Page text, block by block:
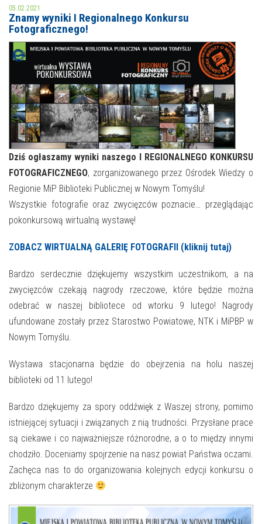
MOJE KONTO
AKTUALNOŚCI
NAJBLIŻSZE WYDARZENIA
WYDARZENIA BIEŻĄCE
WYDARZYŁO SIĘ
NASZA OFERTA
STREFA WIEDZY O REGIONIE
STREFA KOLORU
FORMY STAŁE
NASZE FILIE
WYDARZENIA KULTURALNE
O NAS
05.02.2021
Znamy wyniki I Regionalnego Konkursu
Fotograficznego!
Dziś ogłaszamy wyniki naszego I REGIONALNEGO KONKURSU
FOTOGRAFICZNEGO, zorganizowanego przez Ośrodek Wiedzy o
Regionie MiP Biblioteki Publicznej w Nowym Tomyślu!
Wszystkie fotografie oraz zwycięzców poznacie… przeglądając
pokonkursową wirtualną wystawę!
ZOBACZ WIRTUALNĄ GALERIĘ FOTOGRAFII (kliknij tutaj)
Bardzo serdecznie dziękujemy wszystkim uczestnikom, a na
zwycięzców czekają nagrody rzeczowe, które będzie można
odebrać w naszej bibliotece od wtorku 9 lutego! Nagrody
ufundowane zostały przez Starostwo Powiatowe, NTK i MiPBP w
Nowym Tomyślu.
Wystawa stacjonarna będzie do obejrzenia na holu naszej
biblioteki od 11 lutego!
Bardzo dziękujemy za spory oddźwięk z Waszej strony, pomimo
istniejącej sytuacji i związanych z nią trudności. Przysłane prace
są ciekawe i co najważniejsze różnorodne, a o to między innymi
chodziło. Doceniamy spojrzenie na nasz powiat Państwa oczami.
Zachęca nas to do organizowania kolejnych edycji konkursu o
zbliżonym charakterze